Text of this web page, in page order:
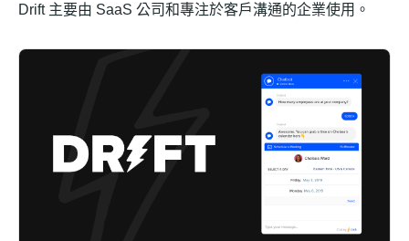
Drift 主要由 SaaS 公司和專注於客戶溝通的企業使用。